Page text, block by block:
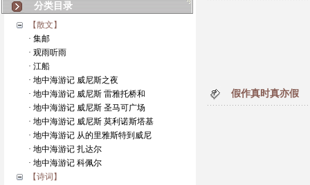
分类目录
【散文】
· 集邮
· 观雨听雨
· 江船
· 地中海游记 威尼斯之夜
· 地中海游记 威尼斯 雷雅托桥和
· 地中海游记 威尼斯 圣马可广场
· 地中海游记 威尼斯 莫利诺斯塔基
· 地中海游记 从的里雅斯特到威尼
· 地中海游记 扎达尔
· 地中海游记 科佩尔
【诗词】
假作真时真亦假